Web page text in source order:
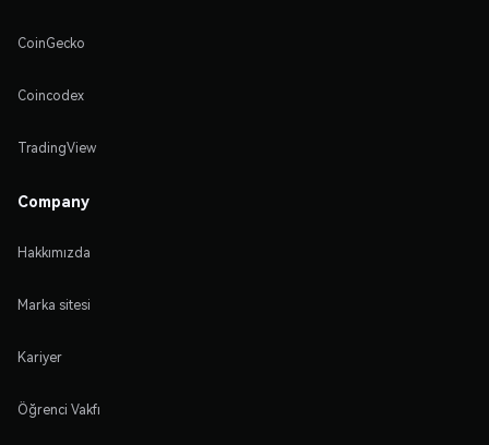
CoinGecko
Coincodex
TradingView
Company
Hakkımızda
Marka sitesi
Kariyer
Öğrenci Vakfı